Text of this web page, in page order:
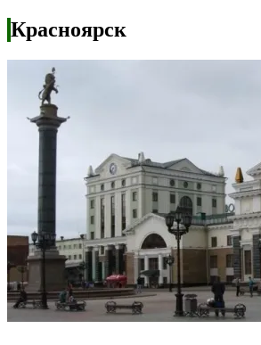
Красноярск